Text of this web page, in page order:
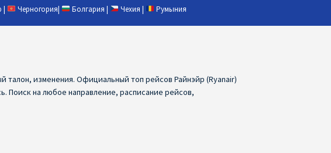
| Черногория| Болгария | Чехия | Румыния
талон, изменения. Официальный топ рейсов Райнэйр (Ryanair)
Поиск на любое направление, расписание рейсов,